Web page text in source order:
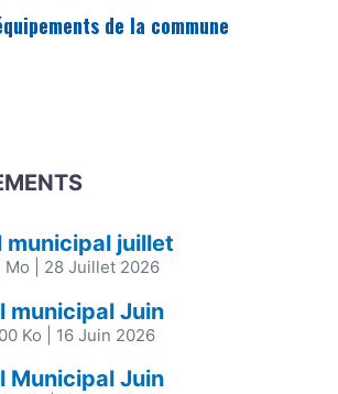
de la commune
municipal juillet
Mo | 28 Juillet 2026
municipal Juin
Ko | 16 Juin 2026
Municipal Juin